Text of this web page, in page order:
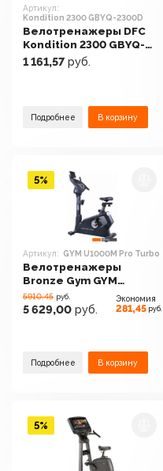
Артикул:
Kondition 2300 GBYQ-2300D
Велотренажеры DFC
Kondition 2300 GBYQ-
2300D
1 161,57 руб.
Подробнее В корзину
Артикул: GYM U1000M Pro Turbo
Велотренажеры
Bronze Gym GYM
U1000M Pro Turbo
5910.45 руб.
5 629,00 руб.
Экономия
281,45 руб.
Подробнее В корзину
5%
5%